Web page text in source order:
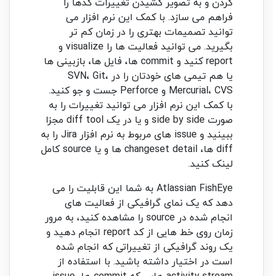
کردن و به تصویر کشیدن تغییرات کدها را
فراهم می سازد. با کمک این نرم افزار می
توانید تصمیمات بهتری را در زمان کم تر
بگیرید. می توانید فعالیت ها را visualize و
report کنید و commit ها، فایل ها، بازبینی ها
یا هم تیمی های خودتان را در SVN، Git،
Mercurial، CVS و Perforce جست و جو کنید.
با کمک این نرم افزار می توانید تغییرات را به
صورت side by side و یا در یک diff tool مجزا
ببینید و issue های مربوط به نرم افزار Jira را به
diff ها، changeset detail ها و یا source کامل
لینک کنید.
Atlassian FishEye به شما این قابلیت را می
دهد که یک نمای گرافیکی از فعالیت های
انجام شده در source را مشاهده کنید، به مرور
زمان روی خط هایی از کد report انجام دهید و
یک روند گرافیکی از تغییراتی که انجام شده
است در اختیار داشته باشید. با استفاده از